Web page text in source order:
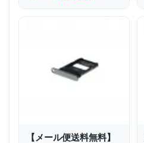
【メール便送料無料】